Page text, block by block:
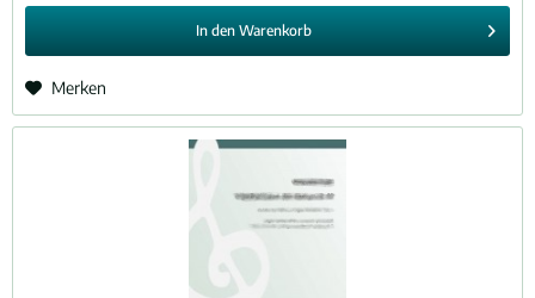
In den Warenkorb
Merken